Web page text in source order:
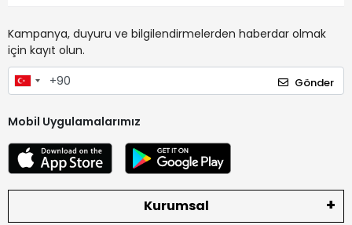
Kampanya, duyuru ve bilgilendirmelerden haberdar olmak
için kayıt olun.
Gönder
Mobil Uygulamalarımız
Kurumsal